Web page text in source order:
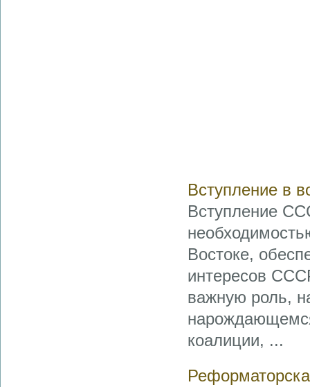
Вступление в
Вступление
Востоке,
интересов
важную роль,
коалиции, ...